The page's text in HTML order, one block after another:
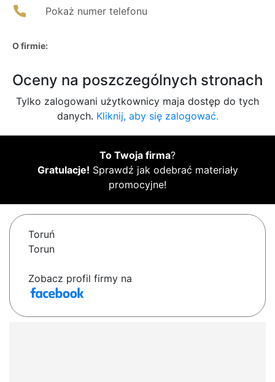
Pokaż numer telefonu
O firmie:
Oceny na poszczególnych stronach
Tylko zalogowani użytkownicy maja dostęp do tych
danych. Kliknij, aby się zalogować.
To Twoja firma?
Gratulacje! Sprawdź jak odebrać materiały
promocyjne!
Toruń
Torun
Zobacz profil firmy na